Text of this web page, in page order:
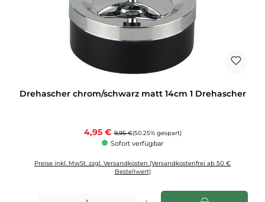
Drehascher chrom/schwarz matt 14cm 1 Drehascher
Verkaufspreis:
4,95 € Regulärer Preis:
9,95 €(50.25% gespart)
Sofort verfügbar
Preise inkl. MwSt. zzgl. Versandkosten (Versandkostenfrei ab 50 €
Bestellwert)
Produkt Anzahl: Gib den gewünschten Wert ein oder benutze die Schaltflächen